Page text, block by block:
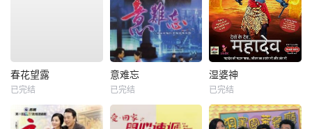
春花望露
已完结
意难忘
已完结
湿婆神
已完结